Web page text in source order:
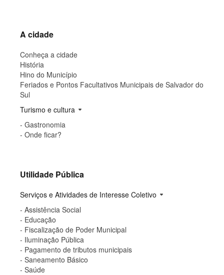
A cidade
Conheça a cidade
História
Hino do Município
Feriados e Pontos Facultativos Municipais de Salvador do
Sul
Turismo e cultura arrow_drop_down
- Gastronomia
- Onde ficar?
Utilidade Pública
Serviços e Atividades de Interesse Coletivo arrow_drop_down
- Assistência Social
- Educação
- Fiscalização de Poder Municipal
- Iluminação Pública
- Pagamento de tributos municipais
- Saneamento Básico
- Saúde